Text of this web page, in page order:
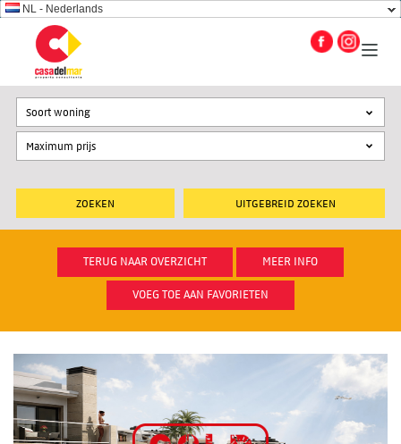
NL - Nederlands
UITGEBREID ZOEKEN
Soort woning
TERUG NAAR OVERZICHT MEER INFO
VOEG TOE AAN FAVORIETEN